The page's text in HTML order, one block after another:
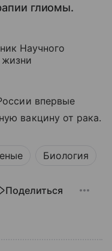
глиомы.
Научного
жизни
впервые
вакцину от рака.
Биология
Поделиться